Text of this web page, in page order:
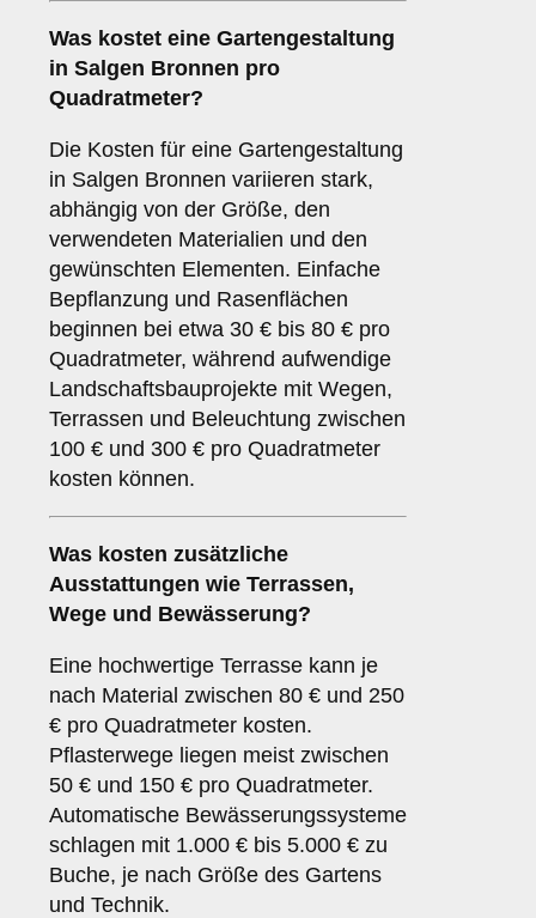
Was kostet eine Gartengestaltung
in Salgen Bronnen pro
Quadratmeter?
Die Kosten für eine Gartengestaltung
in Salgen Bronnen variieren stark,
abhängig von der Größe, den
verwendeten Materialien und den
gewünschten Elementen. Einfache
Bepflanzung und Rasenflächen
beginnen bei etwa 30 € bis 80 € pro
Quadratmeter, während aufwendige
Landschaftsbauprojekte mit Wegen,
Terrassen und Beleuchtung zwischen
100 € und 300 € pro Quadratmeter
kosten können.
Was kosten zusätzliche
Ausstattungen wie Terrassen,
Wege und Bewässerung?
Eine hochwertige Terrasse kann je
nach Material zwischen 80 € und 250
€ pro Quadratmeter kosten.
Pflasterwege liegen meist zwischen
50 € und 150 € pro Quadratmeter.
Automatische Bewässerungssysteme
schlagen mit 1.000 € bis 5.000 € zu
Buche, je nach Größe des Gartens
und Technik.